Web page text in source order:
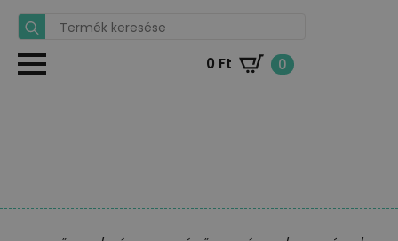
Search
for:
0 Ft 0